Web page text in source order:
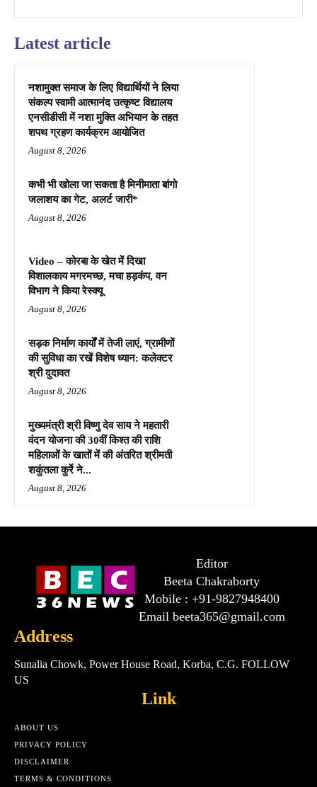
Latest article
नशामुक्त समाज के लिए विद्यार्थियों ने लिया
संकल्प स्वामी आत्मानंद उत्कृष्ट विद्यालय
एनसीडीसी में नशा मुक्ति अभियान के तहत
शपथ ग्रहण कार्यक्रम आयोजित
August 8, 2026
कभी भी खोला जा सकता है मिनीमाता बांगो
जलाशय का गेट, अलर्ट जारी*
August 8, 2026
Video – कोरबा के खेत में दिखा
विशालकाय मगरमच्छ, मचा हड़कंप, वन
विभाग ने किया रेस्क्यू
August 8, 2026
सड़क निर्माण कार्यों में तेजी लाएं, ग्रामीणों
की सुविधा का रखें विशेष ध्यान: कलेक्टर
श्री दुदावत
August 8, 2026
मुख्यमंत्री श्री विष्णु देव साय ने महतारी
वंदन योजना की 30वीं किश्त की राशि
महिलाओं के खातों में की अंतरित श्रीमती
शकुंतला कुर्रे ने...
August 8, 2026
Editor
Beeta Chakraborty
Mobile : +91-9827948400
Email beeta365@gmail.com
Address
Sunalia Chowk, Power House Road, Korba, C.G. FOLLOW
US
Link
ABOUT US
PRIVACY POLICY
DISCLAIMER
TERMS & CONDITIONS